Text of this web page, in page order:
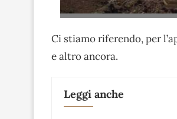
Ci stiamo riferendo, per
e altro ancora.
Leggi anche